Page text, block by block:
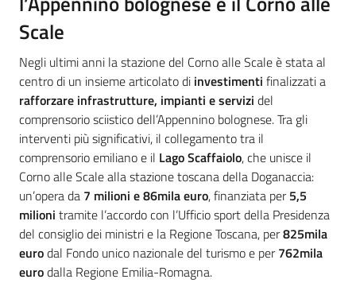
Scale
Negli ultimi anni la stazione del Corno alle Scale è stata al
centro di un insieme articolato di investimenti finalizzati a
rafforzare infrastrutture, impianti e servizi del
comprensorio sciistico dell’Appennino bolognese. Tra gli
interventi più significativi, il collegamento tra il
comprensorio emiliano e il Lago Scaffaiolo, che unisce il
Corno alle Scale alla stazione toscana della Doganaccia:
un’opera da 7 milioni e 86mila euro, finanziata per5,5
milioni tramite l’accordo con l’Ufficio sport della Presidenza
del consiglio dei ministri e la Regione Toscana, per825mila
eurodal Fondo unico nazionale del turismo e per762mila
eurodalla Regione Emilia-Romagna.